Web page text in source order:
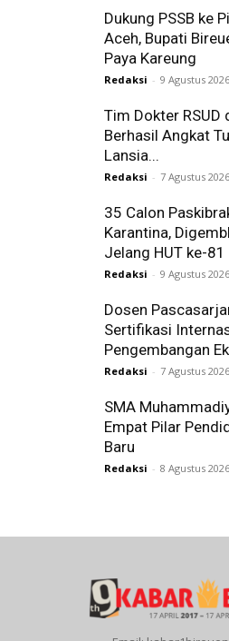
Dukung PSSB ke
Aceh, Bupati
Paya Kareung
Redaksi - 9 Agustus 2026
Tim Dokter RSUD
Berhasil Angkat
Lansia...
Redaksi - 7 Agustus 2026
35 Calon
Karantina,
Jelang HUT ke-81
Redaksi - 9 Agustus 2026
Dosen
Sertifikasi
Pengembangan
Redaksi - 7 Agustus 2026
SMA
Empat Pilar
Baru
Redaksi - 8 Agustus 2026